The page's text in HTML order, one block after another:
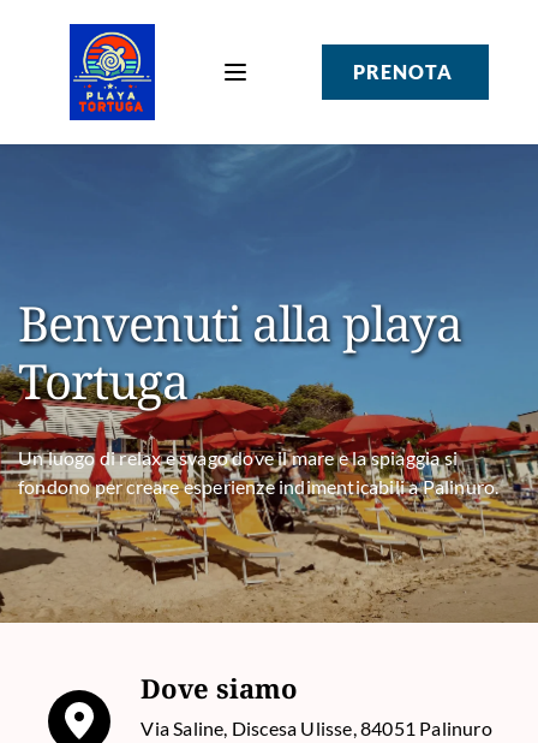
PRENOTA
Benvenuti alla playa
Tortuga
Un luogo di relax e svago dove il mare e la spiaggia si
fondono per creare esperienze indimenticabili a Palinuro.
Dove siamo
Via Saline, Discesa Ulisse, 84051 Palinuro